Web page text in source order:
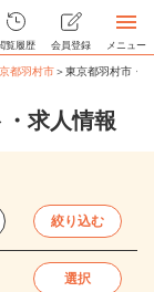
覧履歴 会員登録 メニュー
都羽村市＞東京都羽村市・
求人情報
絞り込む
選択